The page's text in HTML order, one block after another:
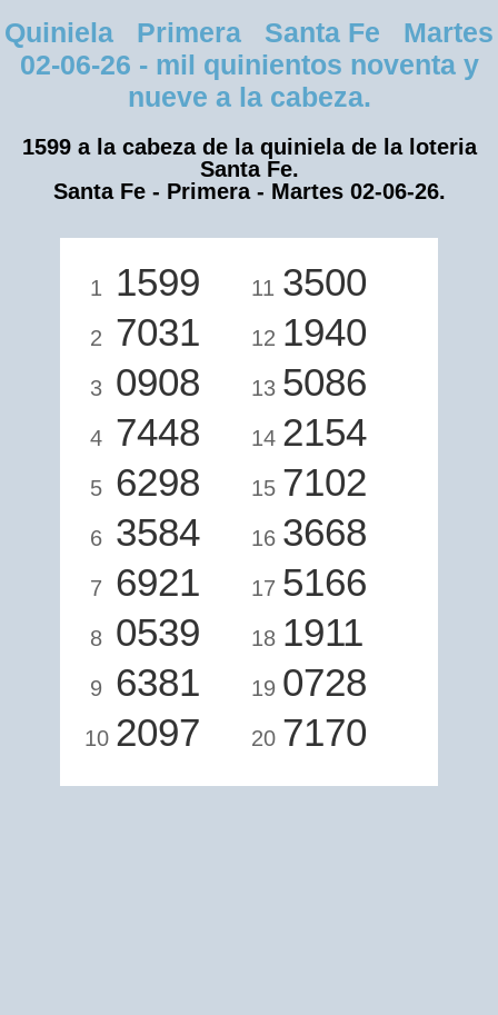
Quiniela Primera Santa Fe Martes
02-06-26 - mil quinientos noventa y
nueve a la cabeza.
1599 a la cabeza de la quiniela de la loteria
Santa Fe.
Santa Fe - Primera - Martes 02-06-26.
1 1599
2 7031
3 0908
4 7448
5 6298
6 3584
7 6921
8 0539
9 6381
10 2097
11 3500
12 1940
13 5086
14 2154
15 7102
16 3668
17 5166
18 1911
19 0728
20 7170